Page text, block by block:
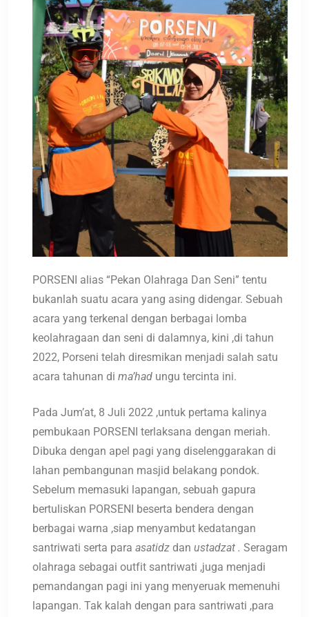
PORSENI alias “Pekan Olahraga Dan Seni” tentu
bukanlah suatu acara yang asing didengar. Sebuah
acara yang terkenal dengan berbagai lomba
keolahragaan dan seni di dalamnya, kini ,di tahun
2022, Porseni telah diresmikan menjadi salah satu
acara tahunan di ma’had ungu tercinta ini.
Pada Jum’at, 8 Juli 2022 ,untuk pertama kalinya
pembukaan PORSENI terlaksana dengan meriah.
Dibuka dengan apel pagi yang diselenggarakan di
lahan pembangunan masjid belakang pondok.
Sebelum memasuki lapangan, sebuah gapura
bertuliskan PORSENI beserta bendera dengan
berbagai warna ,siap menyambut kedatangan
santriwati serta para asatidz dan ustadzat . Seragam
olahraga sebagai outfit santriwati ,juga menjadi
pemandangan pagi ini yang menyeruak memenuhi
lapangan. Tak kalah dengan para santriwati ,para